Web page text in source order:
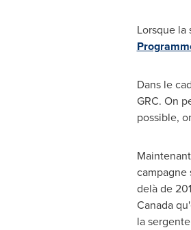
Lorsque la
Dans le
GRC. On
possible,
campagne
delà de
Canada
la